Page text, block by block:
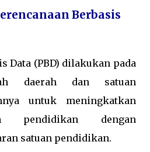
Berbasis
Data (PBD) dilakukan pada
daerah dan satuan
untuk meningkatkan
pendidikan dengan
satuan pendidikan.